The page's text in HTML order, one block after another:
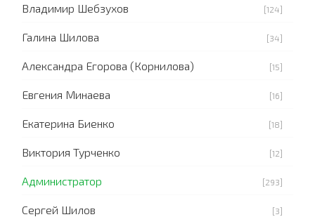
Владимир Шебзухов [124]
Галина Шилова [34]
Александра Егорова (Корнилова) [15]
Евгения Минаева [16]
Екатерина Биенко [18]
Виктория Турченко [12]
Администратор [293]
Сергей Шилов [3]